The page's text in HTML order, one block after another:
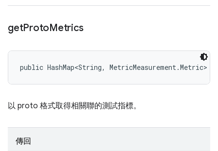
getProtoMetrics
public HashMap<String, MetricMeasurement.Metric>
以 proto 格式取得相關聯的測試指標。
傳回